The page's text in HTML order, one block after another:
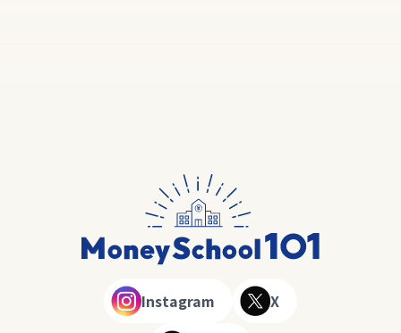
Instagram X